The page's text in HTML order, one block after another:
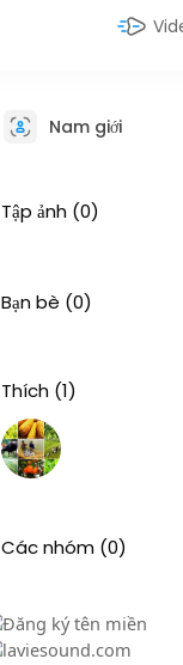
Nam giới
Tập ảnh (0)
Bạn bè (0)
Thích (1)
Các nhóm (0)